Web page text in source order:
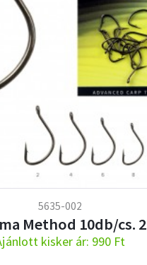
5635-002
Method 10db/cs. 2
kisker ár: 990 Ft